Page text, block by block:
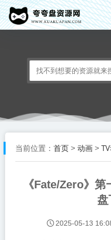
当前位置： 首页 > 动画 >
《Fate/Zero》
盘
2025-05-13